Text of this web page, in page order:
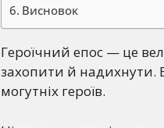
Висновок
Героїчний епос — це
захопити й надихнути.
могутніх героїв.